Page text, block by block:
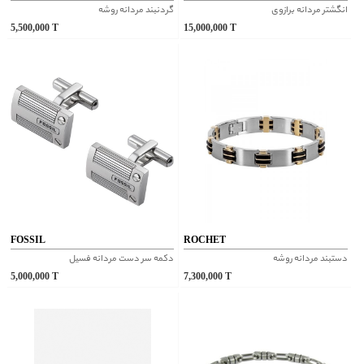
گردنبند مردانه روشه
5,500,000
انگشتر مردانه برازوی
15,000,000
FOSSIL
دکمه سر دست مردانه فسیل
5,000,000
ROCHET
دستبند مردانه روشه
7,300,000